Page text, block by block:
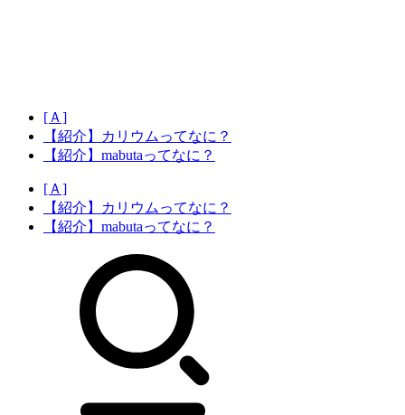
[Ａ]
【紹介】カリウムってなに？
【紹介】mabutaってなに？
[Ａ]
【紹介】カリウムってなに？
【紹介】mabutaってなに？